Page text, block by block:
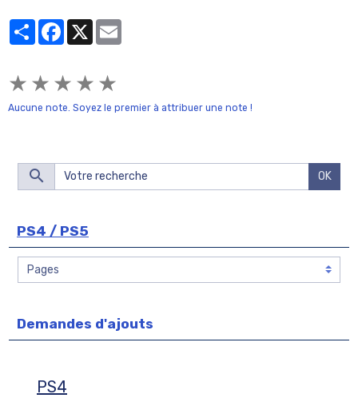
PartagerFacebook
★ ★ ★ ★ ★
Aucune note. Soyez le premier à attribuer une note !
OK
PS4 / PS5
Demandes d'ajouts
PS4